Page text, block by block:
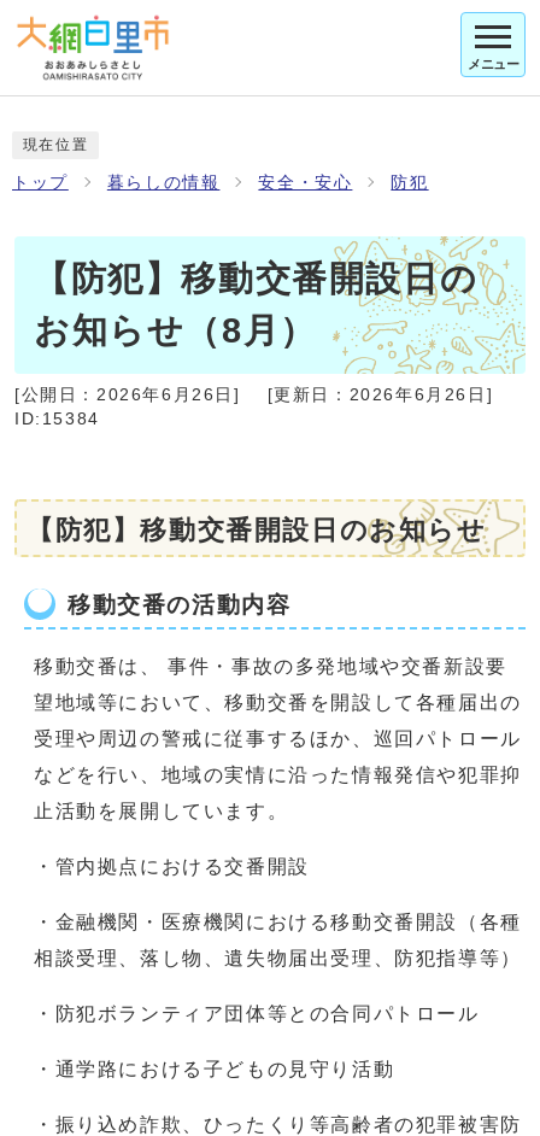
メニュー
現在位置
トップ 暮らしの情報 安全・安心 防犯
【防犯】移動交番開設日の
お知らせ（8月）
[公開日： 2026年6月26日 ] [更新日： 2026年6月26日 ]
ID:15384
【防犯】移動交番開設日のお知らせ
移動交番の活動内容
移動交番は、 事件・事故の多発地域や交番新設要
望地域等において、移動交番を開設して各種届出の
受理や周辺の警戒に従事するほか、巡回パトロール
などを行い、地域の実情に沿った情報発信や犯罪抑
止活動を展開しています。
・管内拠点における交番開設
・金融機関・医療機関における移動交番開設（各種
相談受理、落し物、遺失物届出受理、防犯指導等）
・防犯ボランティア団体等との合同パトロール
・通学路における子どもの見守り活動
・振り込め詐欺、ひったくり等高齢者の犯罪被害防